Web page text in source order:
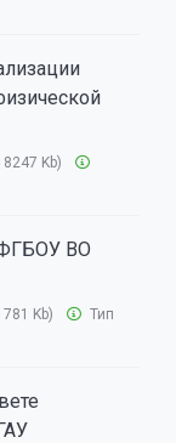
Kb)
ФГБОУ ВО
Kb)
Тип